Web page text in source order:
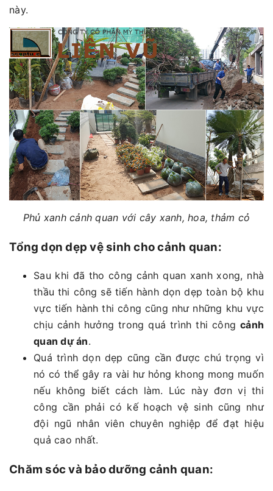
này.
Phủ xanh cảnh quan với cây xanh, hoa, thảm cỏ
Tổng dọn dẹp vệ sinh cho cảnh quan:
Sau khi đã tho công cảnh quan xanh xong, nhà
thầu thi công sẽ tiến hành dọn dẹp toàn bộ khu
vực tiến hành thi công cũng như những khu vực
chịu cảnh hưởng trong quá trình thi công cảnh
quan dự án.
Quá trình dọn dẹp cũng cần được chú trọng vì
nó có thể gây ra vài hư hỏng khong mong muốn
nếu không biết cách làm. Lúc này đơn vị thi
công cần phải có kế hoạch vệ sinh cũng như
đội ngũ nhân viên chuyên nghiệp để đạt hiệu
quả cao nhất.
Chăm sóc và bảo dưỡng cảnh quan: